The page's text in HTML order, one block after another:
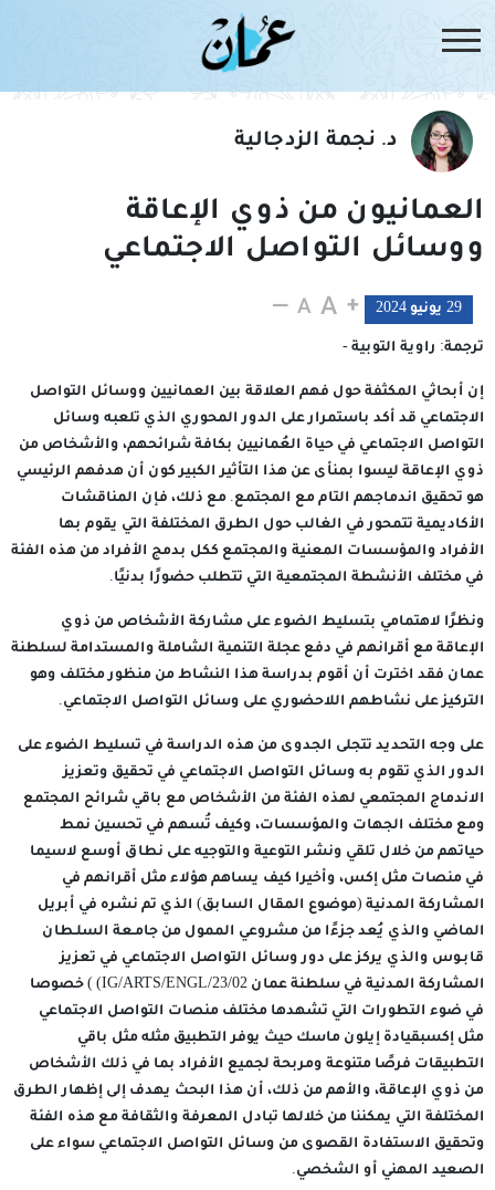
د. نجمة الزدجالية
العمانيون من ذوي الإعاقة
ووسائل التواصل الاجتماعي
29 يونيو 2024
ترجمة: راوية التوبية -
إن أبحاثي المكثفة حول فهم العلاقة بين العمانيين ووسائل التواصل
الاجتماعي قد أكد باستمرار على الدور المحوري الذي تلعبه وسائل
التواصل الاجتماعي في حياة العُمانيين بكافة شرائحهم، والأشخاص من
ذوي الإعاقة ليسوا بمنأى عن هذا التأثير الكبير كون أن هدفهم الرئيسي
هو تحقيق اندماجهم التام مع المجتمع. مع ذلك، فإن المناقشات
الأكاديمية تتمحور في الغالب حول الطرق المختلفة التي يقوم بها
الأفراد والمؤسسات المعنية والمجتمع ككل بدمج الأفراد من هذه الفئة
في مختلف الأنشطة المجتمعية التي تتطلب حضورًا بدنيًا.
ونظرًا لاهتمامي بتسليط الضوء على مشاركة الأشخاص من ذوي
الإعاقة مع أقرانهم في دفع عجلة التنمية الشاملة والمستدامة لسلطنة
عمان فقد اخترت أن أقوم بدراسة هذا النشاط من منظور مختلف وهو
التركيز على نشاطهم اللاحضوري على وسائل التواصل الاجتماعي.
على وجه التحديد تتجلى الجدوى من هذه الدراسة في تسليط الضوء على
الدور الذي تقوم به وسائل التواصل الاجتماعي في تحقيق وتعزيز
الاندماج المجتمعي لهذه الفئة من الأشخاص مع باقي شرائح المجتمع
ومع مختلف الجهات والمؤسسات، وكيف تُسهم في تحسين نمط
حياتهم من خلال تلقي ونشر التوعية والتوجيه على نطاق أوسع لاسيما
في منصات مثل إكس، وأخيرا كيف يساهم هؤلاء مثل أقرانهم في
المشاركة المدنية (موضوع المقال السابق) الذي تم نشره في أبريل
الماضي والذي يُعد جزءًا من مشروعي الممول من جامـعة السلـطان
قابـوس والذي يركز على دور وسائل التواصل الاجتماعي في تعزيز
المشاركة المدنية في سلطنة عمان IG/ARTS/ENGL/23/02) ) خصوصا
في ضوء التطورات التي تشهدها مختلف منصات التواصل الاجتماعي
مثل إكسبقيادة إيلون ماسك حيث يوفر التطبيق مثله مثل باقي
التطبيقات فرصًا متنوعة ومربحة لجميع الأفراد بما في ذلك الأشخاص
من ذوي الإعاقة، والأهم من ذلك، أن هذا البحث يهدف إلى إظهار الطرق
المختلفة التي يمكننا من خلالها تبادل المعرفة والثقافة مع هذه الفئة
وتحقيق الاستفادة القصوى من وسائل التواصل الاجتماعي سواء على
الصعيد المهني أو الشخصي.